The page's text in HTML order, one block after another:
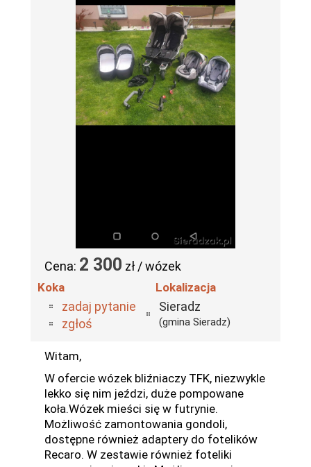
Cena: 2 300 zł / wózek
Koka
zadaj pytanie
zgłoś
Lokalizacja
Sieradz
(gmina Sieradz)
Witam,
W ofercie wózek bliźniaczy TFK, niezwykle
lekko się nim jeździ, duże pompowane
koła.Wózek mieści się w futrynie.
Możliwość zamontowania gondoli,
dostępne również adaptery do fotelików
Recaro. W zestawie również foteliki